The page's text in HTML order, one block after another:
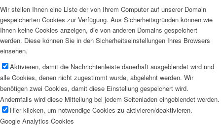
Wir stellen Ihnen eine Liste der von Ihrem Computer auf unserer Domain
gespeicherten Cookies zur Verfügung. Aus Sicherheitsgründen können wie
Ihnen keine Cookies anzeigen, die von anderen Domains gespeichert
werden. Diese können Sie in den Sicherheitseinstellungen Ihres Browsers
einsehen.
Aktivieren, damit die Nachrichtenleiste dauerhaft ausgeblendet wird und
alle Cookies, denen nicht zugestimmt wurde, abgelehnt werden. Wir
benötigen zwei Cookies, damit diese Einstellung gespeichert wird.
Andernfalls wird diese Mitteilung bei jedem Seitenladen eingeblendet werden.
Hier klicken, um notwendige Cookies zu aktivieren/deaktivieren.
Google Analytics Cookies